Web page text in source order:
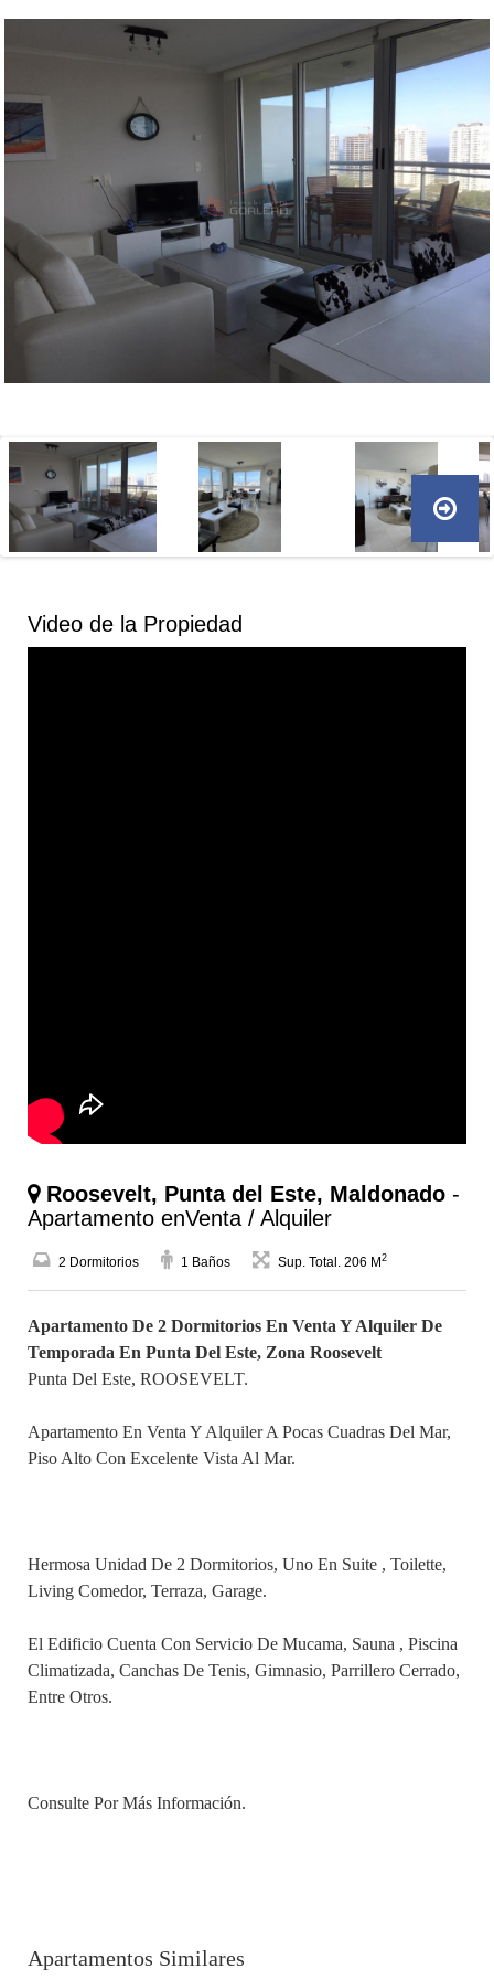
Video de la Propiedad
Roosevelt, Punta del Este, Maldonado -
Apartamento enVenta / Alquiler
2 Dormitorios 1 Baños Sup. Total. 206 M2
Apartamento De 2 Dormitorios En Venta Y Alquiler De
Temporada En Punta Del Este, Zona Roosevelt
Punta Del Este, ROOSEVELT.
Apartamento En Venta Y Alquiler A Pocas Cuadras Del Mar,
Piso Alto Con Excelente Vista Al Mar.
Hermosa Unidad De 2 Dormitorios, Uno En Suite , Toilette,
Living Comedor, Terraza, Garage.
El Edificio Cuenta Con Servicio De Mucama, Sauna , Piscina
Climatizada, Canchas De Tenis, Gimnasio, Parrillero Cerrado,
Entre Otros.
Consulte Por Más Información.
Apartamentos Similares